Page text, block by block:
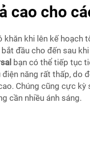
cao cho
khăn khi lên kế
đầu cho đến sau
bạn có thể tiếp tục
điện năng rất thấp, do
Chúng cũng cực
cần nhiều ánh sáng.